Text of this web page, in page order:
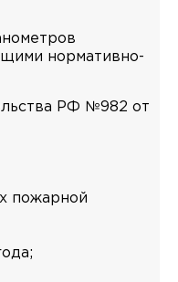
нормативно-
РФ №982 от
пожарной